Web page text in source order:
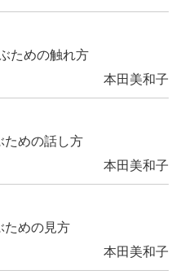
ための触れ方
本田美和子
ための話し方
本田美和子
ための見方
本田美和子